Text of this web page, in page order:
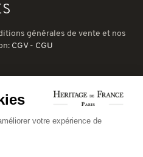
générales de vente et nos
CGV- CGU
votre expérience de